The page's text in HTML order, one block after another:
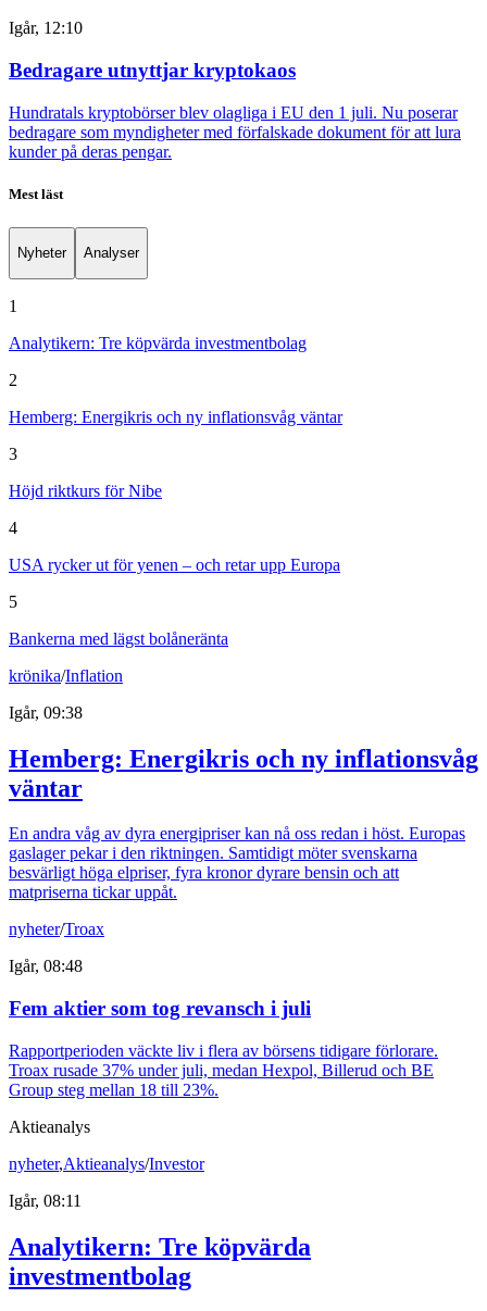
Igår, 12:10
Bedragare utnyttjar kryptokaos
Hundratals kryptobörser blev olagliga i EU den 1 juli. Nu poserar
bedragare som myndigheter med förfalskade dokument för att lura
kunder på deras pengar.
Mest läst
Nyheter Analyser
1
Analytikern: Tre köpvärda investmentbolag
2
Hemberg: Energikris och ny inflationsvåg väntar
3
Höjd riktkurs för Nibe
4
USA rycker ut för yenen – och retar upp Europa
5
Bankerna med lägst bolåneränta
krönika/Inflation
Igår, 09:38
Hemberg: Energikris och ny inflationsvåg
väntar
En andra våg av dyra energipriser kan nå oss redan i höst. Europas
gaslager pekar i den riktningen. Samtidigt möter svenskarna
besvärligt höga elpriser, fyra kronor dyrare bensin och att
matpriserna tickar uppåt.
nyheter/Troax
Igår, 08:48
Fem aktier som tog revansch i juli
Rapportperioden väckte liv i flera av börsens tidigare förlorare.
Troax rusade 37% under juli, medan Hexpol, Billerud och BE
Group steg mellan 18 till 23%.
Aktieanalys
nyheter,Aktieanalys/Investor
Igår, 08:11
Analytikern: Tre köpvärda
investmentbolag